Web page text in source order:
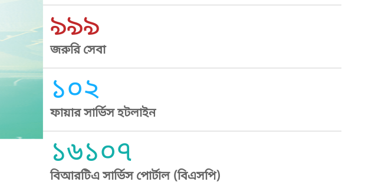
৯৯৯
জরুরি সেবা
১০২
ফায়ার সার্ভিস হটলাইন
১৬১০৭
বিআরটিএ সার্ভিস পোর্টাল (বিএসপি)